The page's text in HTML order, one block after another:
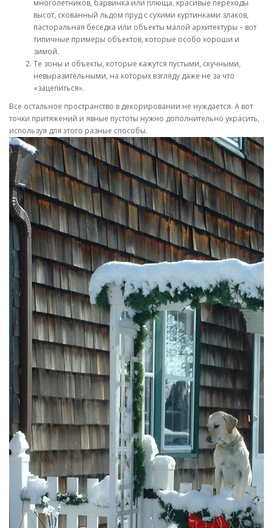
многолетников, барвинка или плюща, красивые переходы
высот, скованный льдом пруд с сухими куртинками злаков,
пасторальная беседка или объекты малой архитектуры – вот
типичные примеры объектов, которые особо хороши и
зимой.
Те зоны и объекты, которые кажутся пустыми, скучными,
невыразительными, на которых взгляду даже не за что
«зацепиться».
Все остальное пространство в декорировании не нуждается. А вот
точки притяжений и явные пустоты нужно дополнительно украсить,
используя для этого разные способы.